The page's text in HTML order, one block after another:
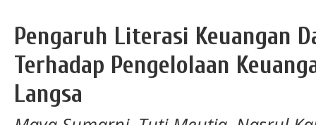
Pengaruh Literasi Keuangan
Terhadap Pengelolaan
Langsa